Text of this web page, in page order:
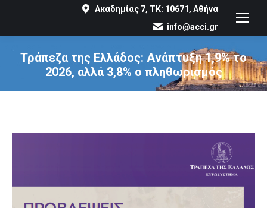
Ακαδημίας 7, ΤΚ: 10671, Αθήνα
info@acci.gr
Τράπεζα της Ελλάδος: Ανάπτυξη 1,9% το
2026, αλλά 3,8% ο πληθωρισμός
You are here: